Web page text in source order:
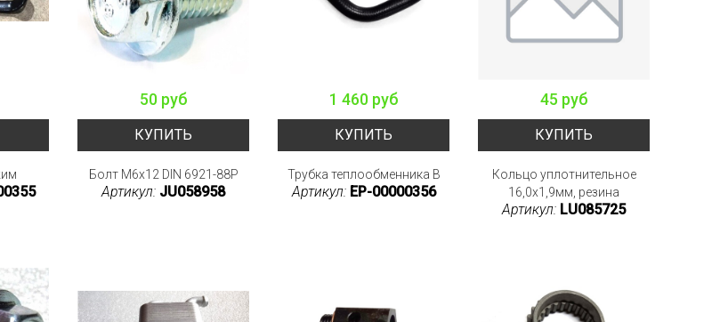
50 руб
КУПИТЬ
Болт M6x12 DIN 6921-88P
Артикул: JU058958
1 460 руб
КУПИТЬ
Трубка теплообменника B
Артикул: EP-00000356
45 руб
КУПИТЬ
Кольцо уплотнительное
16,0x1,9мм, резина
Артикул: LU085725